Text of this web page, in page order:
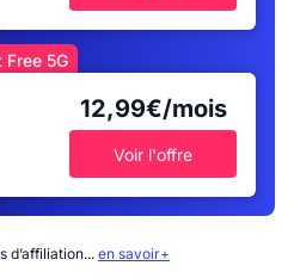
Free 5G
12,99€/mois
Voir l'offre
d’affiliation... en savoir+